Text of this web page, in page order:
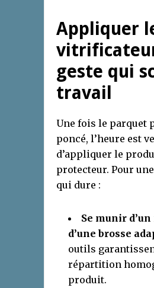
Appliquer
geste qui
travail
Une fois le parquet
poncé, l’heure est
d’appliquer le
protecteur. Pour
qui dure :
Se munir
d’une brosse
outils
répartition
produit.